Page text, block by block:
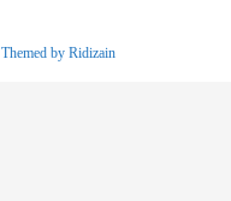
||Themed by Ridizain